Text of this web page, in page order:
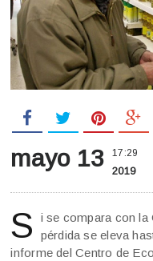
mayo 13 17:29
2019
S
i se compara con la
pérdida se eleva
informe del Centro de